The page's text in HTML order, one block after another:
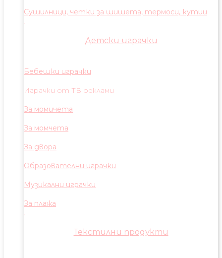
Сушилници, четки за шишета, термоси, кутии
Детски играчки
Бебешки играчки
Играчки от ТВ реклами
За момичета
За момчета
За двора
Образователни играчки
Музикални играчки
За плажа
Текстилни продукти